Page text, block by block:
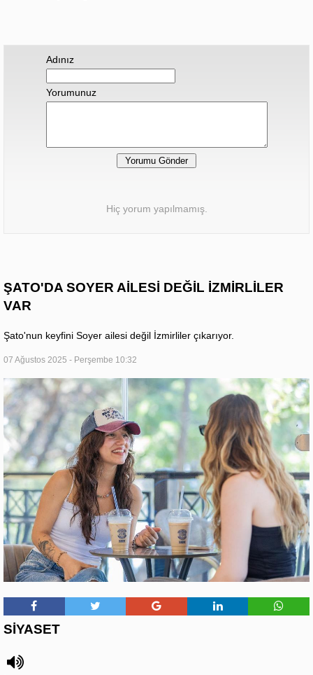
Adınız
Yorumunuz
Hiç yorum yapılmamış.
ŞATO'DA SOYER AİLESİ DEĞİL İZMİRLİLER
VAR
Şato'nun keyfini Soyer ailesi değil İzmirliler çıkarıyor.
07 Ağustos 2025 - Perşembe 10:32
SİYASET